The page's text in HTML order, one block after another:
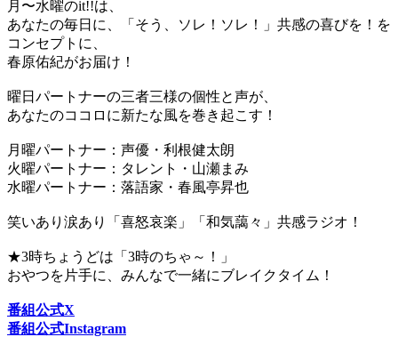
月〜水曜のit!!は、
あなたの毎日に、「そう、ソレ！ソレ！」共感の喜びを！を
コンセプトに、
春原佑紀がお届け！
曜日パートナーの三者三様の個性と声が、
あなたのココロに新たな風を巻き起こす！
月曜パートナー：声優・利根健太朗
火曜パートナー：タレント・山瀬まみ
水曜パートナー：落語家・春風亭昇也
笑いあり涙あり「喜怒哀楽」「和気藹々」共感ラジオ！
★3時ちょうどは「3時のちゃ～！」
おやつを片手に、みんなで一緒にブレイクタイム！
番組公式X
番組公式Instagram